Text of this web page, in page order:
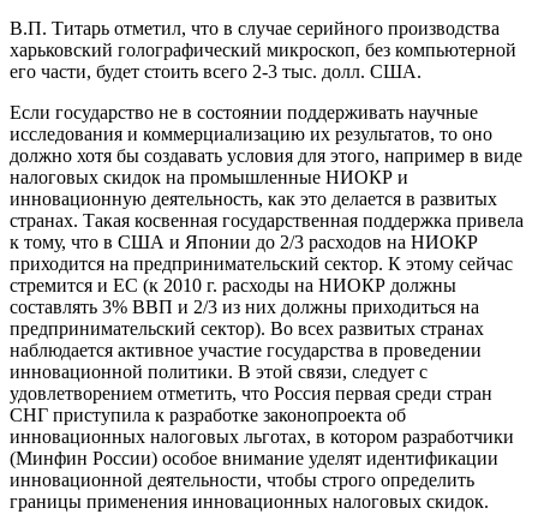
В.П. Титарь отметил, что в случае серийного производства
харьковский голографический микроскоп, без компьютерной
его части, будет стоить всего 2-3 тыс. долл. США.
Если государство не в состоянии поддерживать научные
исследования и коммерциализацию их результатов, то оно
должно хотя бы создавать условия для этого, например в виде
налоговых скидок на промышленные НИОКР и
инновационную деятельность, как это делается в развитых
странах. Такая косвенная государственная поддержка привела
к тому, что в США и Японии до 2/3 расходов на НИОКР
приходится на предпринимательский сектор. К этому сейчас
стремится и ЕС (к 2010 г. расходы на НИОКР должны
составлять 3% ВВП и 2/3 из них должны приходиться на
предпринимательский сектор). Во всех развитых странах
наблюдается активное участие государства в проведении
инновационной политики. В этой связи, следует с
удовлетворением отметить, что Россия первая среди стран
СНГ приступила к разработке законопроекта об
инновационных налоговых льготах, в котором разработчики
(Минфин России) особое внимание уделят идентификации
инновационной деятельности, чтобы строго определить
границы применения инновационных налоговых скидок.